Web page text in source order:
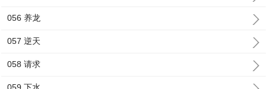
056 养龙
057 逆天
058 请求